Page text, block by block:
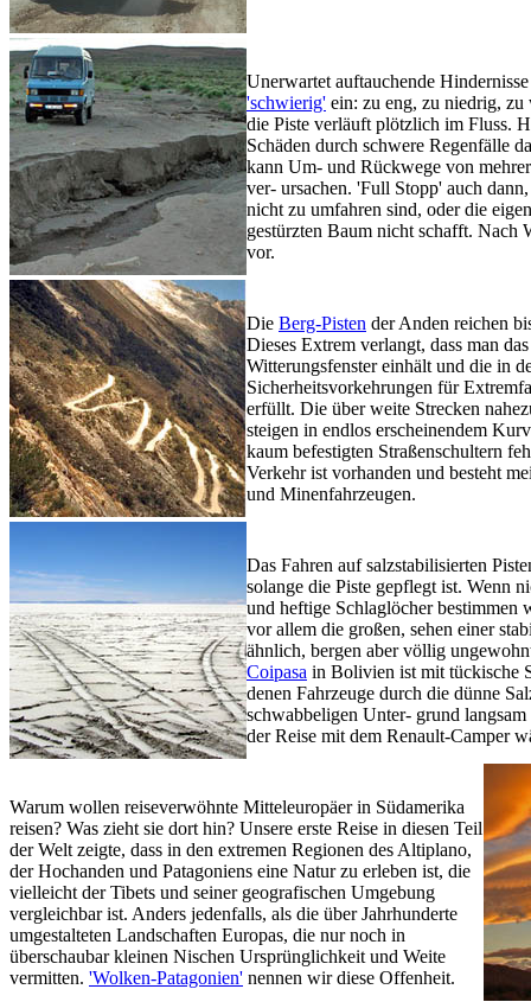
Unerwartet auftauchende
'schwierig' ein: zu eng, zu niedrig,
die Piste verläuft plötzlich im Fluss.
Schäden durch schwere Regenfälle
kann Um- und Rückwege von
ver- ursachen. 'Full Stopp' auch
nicht zu umfahren sind, oder die
gestürzten Baum nicht schafft. Nach
vor.
Die Berg-Pisten der Anden reichen
Dieses Extrem verlangt, dass man das
Witterungsfenster einhält und die in
Sicherheitsvorkehrungen für
erfüllt. Die über weite Strecken
steigen in endlos erscheinendem
kaum befestigten Straßenschultern
Verkehr ist vorhanden und besteht
und Minenfahrzeugen.
Das Fahren auf salzstabilisierten
solange die Piste gepflegt ist. Wenn
und heftige Schlaglöcher bestimmen
vor allem die großen, sehen einer
ähnlich, bergen aber völlig
Coipasa in Bolivien ist mit tückische
denen Fahrzeuge durch die dünne
schwabbeligen Unter- grund
der Reise mit dem Renault-Camper
Warum wollen reiseverwöhnte Mitteleuropäer in Südamerika
reisen? Was zieht sie dort hin? Unsere erste Reise in diesen Teil
der Welt zeigte, dass in den extremen Regionen des Altiplano,
der Hochanden und Patagoniens eine Natur zu erleben ist, die
vielleicht der Tibets und seiner geografischen Umgebung
vergleichbar ist. Anders jedenfalls, als die über Jahrhunderte
umgestalteten Landschaften Europas, die nur noch in
überschaubar kleinen Nischen Ursprünglichkeit und Weite
vermitten. 'Wolken-Patagonien' nennen wir diese Offenheit.